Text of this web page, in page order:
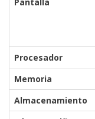
Procesador
Memoria
Almacenamiento